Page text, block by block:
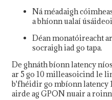
Ná méadaigh
a bhíonn ualaí
Déan monatóireacht
socraigh iad go tapa.
De ghnáth bíonn latency
ar 5 go 10 milleasoicind le
b'fhéidir go mbíonn latency
airde ag GPON nuair a